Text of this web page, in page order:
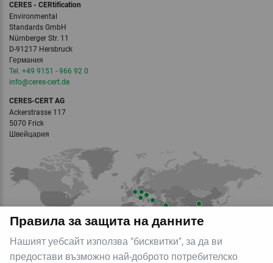
Правила за защита на данните
Нашият уебсайт използва "бисквитки", за да ви
предостави възможно най-доброто потребителско
CERES - CERtification
Environmental
Standards GmbH
Nürnberger Str. 11
D-91217 Hersbruck
Германия
Tel. +49 9151 - 966 92 0
info‎@‎ceres-cert.de
CERES-CERT AG
Ackerstrasse 117
5070 Frick
Швейцария